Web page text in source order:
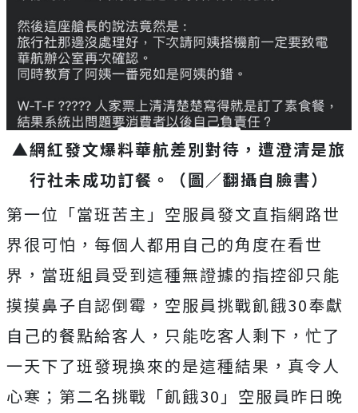
▲網紅發文爆料華航差別對待，遭澄清是旅
行社未成功訂餐。（圖／翻攝自臉書）
第一位「當班苦主」空服員發文直指網路世
界很可怕，每個人都用自己的角度在看世
界，當班組員受到這種無證據的指控卻只能
摸摸鼻子自認倒霉，空服員挑戰飢餓30奉獻
自己的餐點給客人，只能吃客人剩下，忙了
一天下了班發現換來的是這種結果，真令人
心寒； 第二名挑戰「飢餓30」空服員昨日晚